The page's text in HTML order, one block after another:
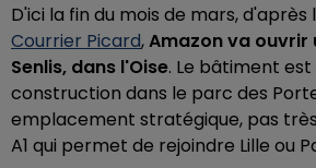
D'ici la fin du mois de mars,
Courrier Picard,Amazon va ouvrir
Senlis, dans l'Oise. Le bâtiment
construction dans le parc des
emplacement stratégique, pas
A1 qui permet de rejoindre Lille ou